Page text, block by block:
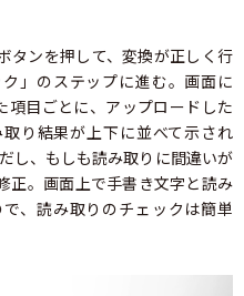
タンを押して、変換が正しく行
」のステップに進む。画面に
項目ごとに、アップロードした
り結果が上下に並べて示され
し、もしも読み取りに間違いが
正。画面上で手書き文字と読み
、読み取りのチェックは簡単